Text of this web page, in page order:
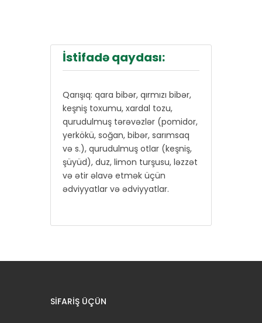
İstifadə qaydası:
Qarışıq: qara bibər, qırmızı bibər,
keşniş toxumu, xardal tozu,
qurudulmuş tərəvəzlər (pomidor,
yerkökü, soğan, bibər, sarımsaq
və s.), qurudulmuş otlar (keşniş,
şüyüd), duz, limon turşusu, ləzzət
və ətir əlavə etmək üçün
ədviyyatlar və ədviyyatlar.
SIFARIŞ ÜÇÜN